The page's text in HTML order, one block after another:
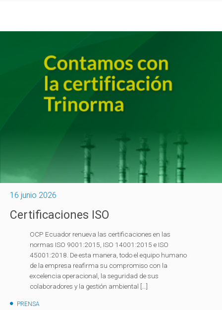
16 junio 2026
Certificaciones ISO
OCP Ecuador renueva las certificaciones en las
normas ISO 9001:2015, ISO 14001:2015 e ISO
45001:2018. De esta manera, todo el equipo humano
de la empresa reafirma su compromiso con la
excelencia operacional, la seguridad de sus
colaboradores y la gestión ambiental […]
PRENSA